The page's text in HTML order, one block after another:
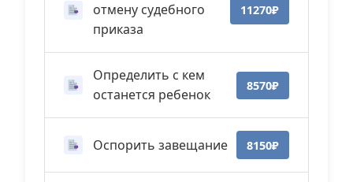
отмену судебного
приказа
11270₽
Определить с кем
останется ребенок
8570₽
Оспорить завещание 8150₽